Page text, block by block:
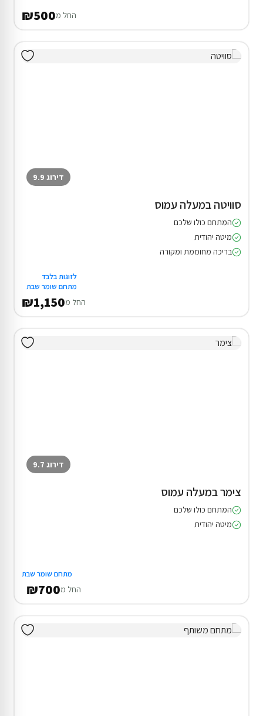
החל מ₪500
דירוג 9.9
סוויטה במעלה עמוס
המתחם כולו שלכם
מיטה יהודית
בריכה מחוממת ומקורה
לזוגות בלבד
מתחם שומר שבת
החל מ₪1,150
דירוג 9.7
צימר במעלה עמוס
המתחם כולו שלכם
מיטה יהודית
מתחם שומר שבת
החל מ₪700